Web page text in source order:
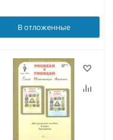
В отложенные